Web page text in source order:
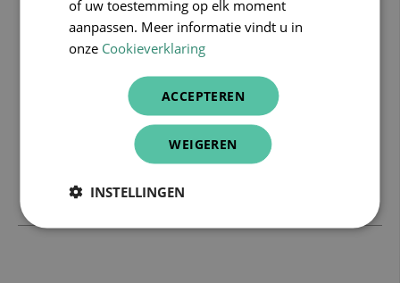
te verwerken om je van de gevraagde inhoud te
voorzien.
of uw toestemming op elk moment
aanpassen. Meer informatie vindt u in
onze Cookieverklaring
ACCEPTEREN
WEIGEREN
INSTELLINGEN